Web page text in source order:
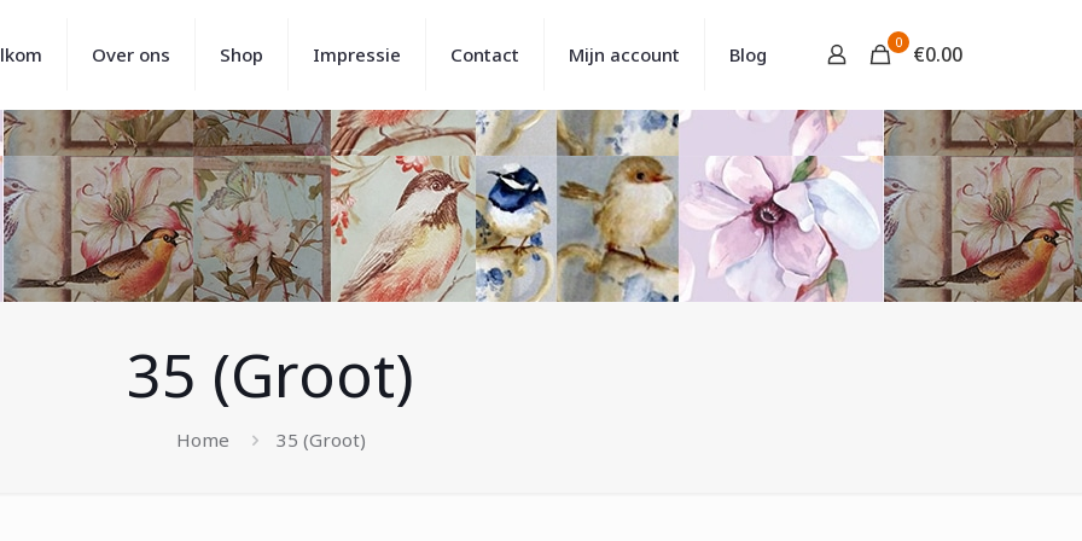
Over ons Shop Impressie Contact Mijn account Blog
0 €0.00
35 (Groot)
Home 35 (Groot)